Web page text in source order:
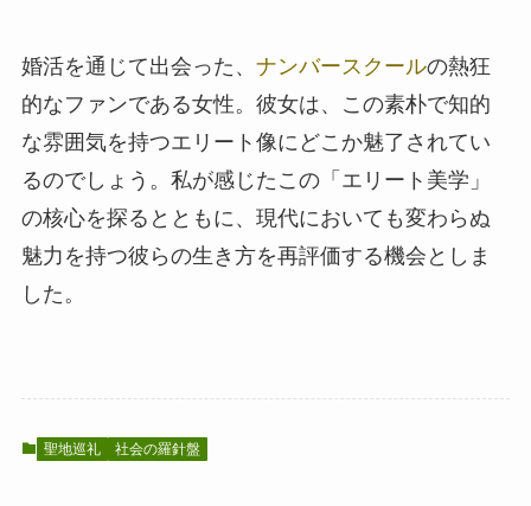
婚活を通じて出会った、 ナンバースクールの熱狂
的なファンである女性。彼女は、この素朴で知的
な雰囲気を持つエリート像にどこか魅了されてい
るのでしょう。私が感じたこの「エリート美学」
の核心を探るとともに、現代においても変わらぬ
魅力を持つ彼らの生き方を再評価する機会としま
した。
聖地巡礼 社会の羅針盤